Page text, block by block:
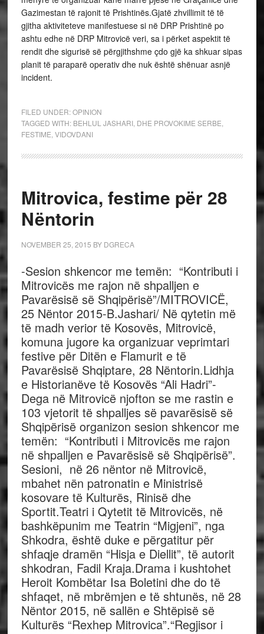
Gazimestan të rajonit të Prishtinës.Gjatë zhvillimit të të
gjitha aktiviteteve manifestuese si në DRP Prishtinë po
ashtu edhe në DRP Mitrovicë veri, sa i përket aspektit të
rendit dhe sigurisë së përgjithshme çdo gjë ka shkuar sipas
planit të paraparë operativ dhe nuk është shënuar asnjë
incident.
FILED UNDER:OPINION
TAGGED WITH: BEHLUL JASHARI, DHE PROVOKIME SERBE
FESTIME VIDOVDANI
Mitrovica, festime për 28
Nëntorin
NOVEMBER 25, 2015 BY DGRECA
-Sesion shkencor me temën: “Kontributi i
Mitrovicës me rajon në shpalljen e
Pavarësisë së Shqipërisë”/MITROVICË,
25 Nëntor 2015-B.Jashari/ Në qytetin më
të madh verior të Kosovës, Mitrovicë,
komuna jugore ka organizuar veprimtari
festive për Ditën e Flamurit e të
Pavarësisë Shqiptare, 28 Nëntorin.Lidhja
e Historianëve të Kosovës “Ali Hadri”-
Dega në Mitrovicë njofton se me rastin e
103 vjetorit të shpalljes së pavarësisë së
Shqipërisë organizon sesion shkencor me
temën: “Kontributi i Mitrovicës me rajon
në shpalljen e Pavarësisë së Shqipërisë”.
Sesioni, në 26 nëntor në Mitrovicë,
mbahet nën patronatin e Ministrisë
kosovare të Kulturës, Rinisë dhe
Sportit.Teatri i Qytetit të Mitrovicës, në
bashkëpunim me Teatrin “Migjeni”, nga
Shkodra, është duke e përgatitur për
shfaqje dramën “Hisja e Diellit”, të autorit
shkodran, Fadil Kraja.Drama i kushtohet
Heroit Kombëtar Isa Boletini dhe do të
shfaqet, në mbrëmjen e të shtunës, në 28
Nëntor 2015, në sallën e Shtëpisë së
Kulturës “Rexhep Mitrovica”.“Regjisor i